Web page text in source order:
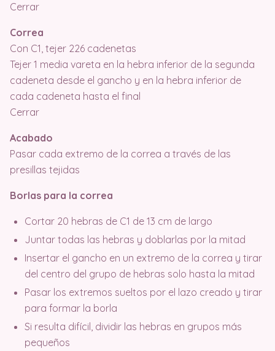
Cerrar
Correa
Con C1, tejer 226 cadenetas
Tejer 1 media vareta en la hebra inferior de la segunda
cadeneta desde el gancho y en la hebra inferior de
cada cadeneta hasta el final
Cerrar
Acabado
Pasar cada extremo de la correa a través de las
presillas tejidas
Borlas para la correa
Cortar 20 hebras de C1 de 13 cm de largo
Juntar todas las hebras y doblarlas por la mitad
Insertar el gancho en un extremo de la correa y tirar
del centro del grupo de hebras solo hasta la mitad
Pasar los extremos sueltos por el lazo creado y tirar
para formar la borla
Si resulta difícil, dividir las hebras en grupos más
pequeños